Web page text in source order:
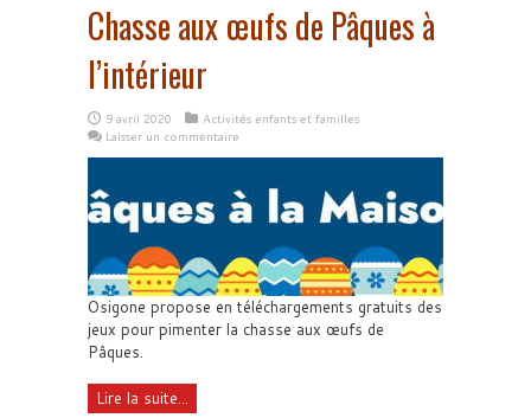
Chasse aux œufs de Pâques à
l’intérieur
9 avril 2020
Activités enfants et familles
Laisser un commentaire
Osigone propose en téléchargements gratuits des
jeux pour pimenter la chasse aux œufs de
Pâques.
Lire la suite...